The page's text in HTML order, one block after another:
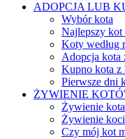
ADOPCJA LUB
Wybór kota
Najlepszy kot
Koty według
Adopcja kota
Kupno kota z
Pierwsze dni
ŻYWIENIE
Żywienie kota
Żywienie
Czy mój kot